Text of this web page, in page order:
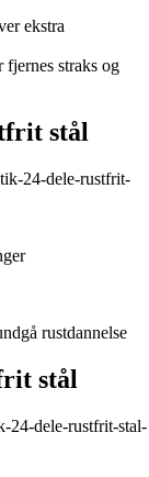
ekstra
fjernes straks og
stål
24-dele-rustfrit-
rustdannelse
stål
24-dele-rustfrit-stal-